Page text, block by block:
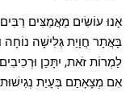
אָנוּ עוֹשִׂים מַאֲמַצִּים
בָּאֲתָר חֲוָיַת גְּלִישָׁה נוֹחָה
לַמְרוֹת זֹאת, יִתָּכֵן
אִם מְצָאָתַם בְּעָיַת נְגִישׁוּת